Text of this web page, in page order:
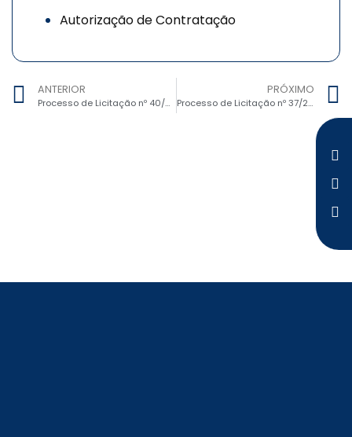
Autorização de Contratação
ANTERIOR
Processo de Licitação nº 40/2024, Dispensa eletrônica nº 27/2024 – Aquisição de materiais de copa e cozinha, limpeza e expediente.
PRÓXIMO
Processo de Licitação nº 37/2024 – Credenciamento Público nº08 – Contratação de Consultas de Neuropediatria e Gastropediatria